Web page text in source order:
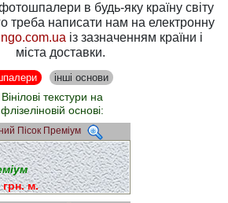
в будь-яку країну світу
із зазначенням країни і
міста доставки.
інші основи
Вінілові текстури на
флізеліновій основі:
Пісок Преміум
грн. м.